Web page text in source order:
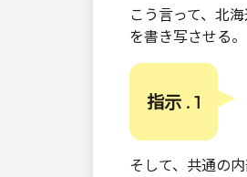
こう言って、北
を書き写させる。
指示 . 1
そして、共通の